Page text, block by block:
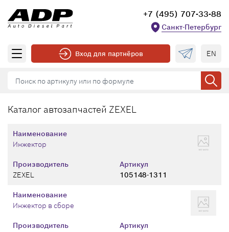
+7 (495) 707-33-88
Санкт-Петербург
Вход для партнёров EN
Каталог автозапчастей ZEXEL
Производитель
ZEXEL
Артикул
105148-1311
Наименование
Инжектор
Производитель
Артикул
Наименование
Инжектор в сборе